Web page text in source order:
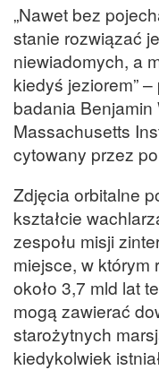
„Nawet bez
stanie rozwiązać
niewiadomych, a
kiedyś jeziorem”
badania
Massachusetts
cytowany przez
Zdjęcia orbitalne
kształcie
zespołu misji
miejsce, w którym
około 3,7 mld lat
mogą zawierać
starożytnych
kiedykolwiek